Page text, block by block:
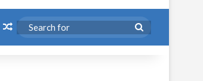
Random Article
for